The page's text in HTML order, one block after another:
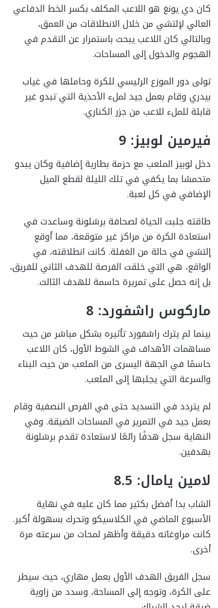
كان دي يونغ هو اللاعب المكلف بكسر الخط الدفاعي
العالي لإلتشي من خلال الانطلاقات من العمق،
وبالتالي كان اللاعب يبحث باستمرار عن التقدم في
الهجوم والدخول إلى المساحات.
تولى دور الموزع الرئيسي للكرة وحاملها في غياب
بيدري وقام بعمل جيد لملء الأحذية التي تبدو غير
قابلة للملء للاعب من جزر الكناري.
فيرمين لوبيز: 9
دخل لوبيز الملعب مع حزمة بطارية إضافية وكان يبدو
متحمسًا بما يكفي في تلك الليلة لقطع الميل
الإضافي في كل لعبة.
طاقته جلبت الحياة لصحافة برشلونة وساعدت في
استعادة الكرة من مراكز غير متوقعة، مما أوقع
إلتشي في حالة من الغفلة. كانت انطلاقته، في
الواقع، هي التي خلقت الفرصة للهدف الثاني للفريق،
بل إنه حصل على تمريرة حاسمة للهدف الثالث.
ماركوس راشفورد: 8
بينما لم يترك راشفورد تأثيره بشكل مباشر من حيث
مساهمات الأهداف في الشوط الأول، كان اللاعب
حاسمًا في الجهة اليسرى من الملعب من حيث البناء
والسرعة التي يجلبها إلى الملعب.
لم يتردد في التسديد حتى في الفرص النصفية وقام
بعمل جيد في التمرير في المساحات الضيقة. وفي
النهاية سجل هدفًا رائعًا لاستعادة تقدم برشلونة
بهدفين.
لامين يامال: 8.5
الشاب بدا أفضل بكثير مما كان عليه في نهاية
الأسبوع الماضي في الكلاسيكو وتحرك بسهولة أكبر.
كانت مراوغاته دقيقة وأظهر لمحات من سرعته مرة
أخرى.
سجل الفريق الهدف الأول بعمل مهاري، حيث سيطر
على الكرة، وتوجه إلى المساحة، وسدد من زاوية